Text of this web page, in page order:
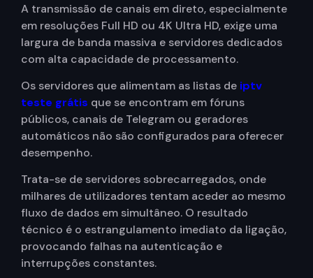
A transmissão de canais em direto, especialmente
em resoluções Full HD ou 4K Ultra HD, exige uma
largura de banda massiva e servidores dedicados
com alta capacidade de processamento.
Os servidores que alimentam as listas de iptv
teste grátis que se encontram em fóruns
públicos, canais de Telegram ou geradores
automáticos não são configurados para oferecer
desempenho.
Trata-se de servidores sobrecarregados, onde
milhares de utilizadores tentam aceder ao mesmo
fluxo de dados em simultâneo. O resultado
técnico é o estrangulamento imediato da ligação,
provocando falhas na autenticação e
interrupções constantes.